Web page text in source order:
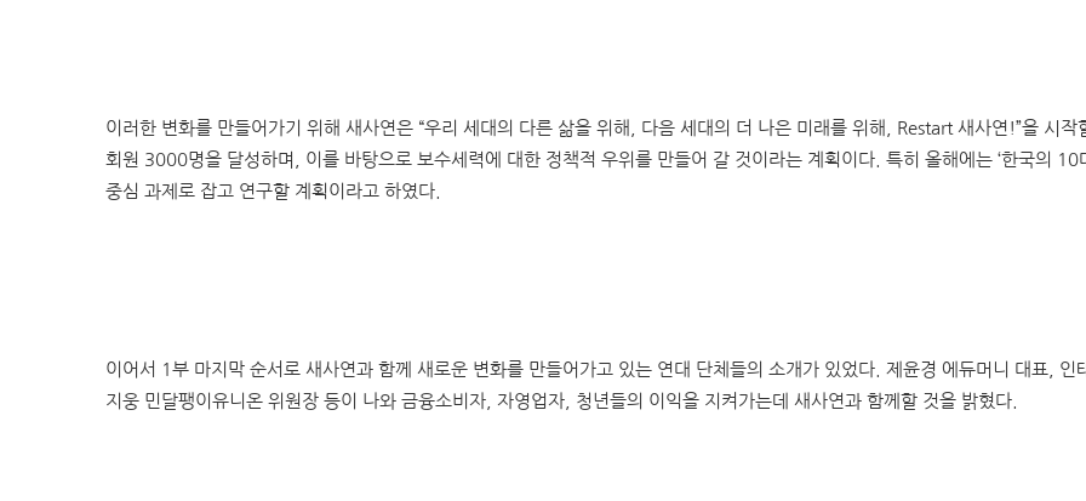
이러한 변화를 만들어가기 위해 새사연은 “우리 세대의 다른 삶을 위해, 다음 세대의 더 나은 미래를 위해, Restart 새사연!”을 시
회원 3000명을 달성하며, 이를 바탕으로 보수세력에 대한 정책적 우위를 만들어 갈 것이라는 계획이다. 특히 올해에는 ‘한국의 10
중심 과제로 잡고 연구할 계획이라고 하였다.
이어서 1부 마지막 순서로 새사연과 함께 새로운 변화를 만들어가고 있는 연대 단체들의 소개가 있었다. 제윤경 에듀머니 대표,
지웅 민달팽이유니온 위원장 등이 나와 금융소비자, 자영업자, 청년들의 이익을 지켜가는데 새사연과 함께할 것을 밝혔다.